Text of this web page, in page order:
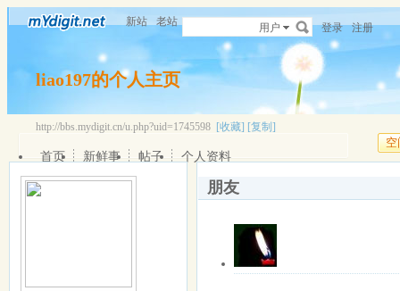
新站 老站 用户 登录 注册
liao197的个人主页
http://bbs.mydigit.cn/u.php?uid=1745598 [收藏] [复制]
空
首页 新鲜事 帖子 个人资料
朋友